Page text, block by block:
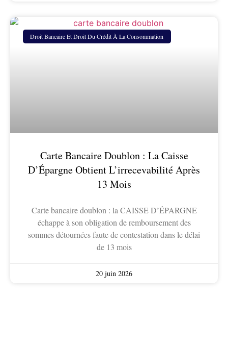
Droit Bancaire Et Droit Du Crédit À La Consommation
Carte Bancaire Doublon : La Caisse
D’Épargne Obtient L’irrecevabilité Après
13 Mois
Carte bancaire doublon : la CAISSE D’ÉPARGNE
échappe à son obligation de remboursement des
sommes détournées faute de contestation dans le délai
de 13 mois
20 juin 2026